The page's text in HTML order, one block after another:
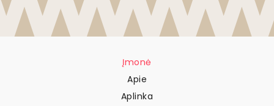
Įmonė
Apie
Aplinka